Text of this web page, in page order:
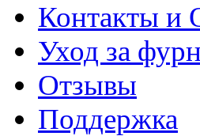
Контакты и
Уход за
Отзывы
Поддержка